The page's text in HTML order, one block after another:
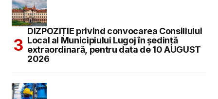
DIZPOZIȚIE privind convocarea Consiliului
Local al Municipiului Lugoj în şedinţă
extraordinară, pentru data de 10 AUGUST
2026